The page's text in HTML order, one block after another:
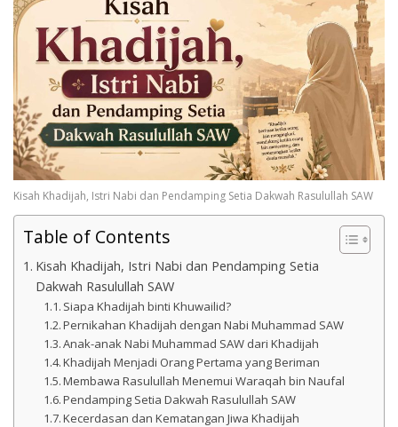
Kisah Khadijah, Istri Nabi dan Pendamping Setia Dakwah Rasulullah SAW
Table of Contents
Kisah Khadijah, Istri Nabi dan Pendamping Setia
Dakwah Rasulullah SAW
Siapa Khadijah binti Khuwailid?
Pernikahan Khadijah dengan Nabi Muhammad SAW
Anak-anak Nabi Muhammad SAW dari Khadijah
Khadijah Menjadi Orang Pertama yang Beriman
Membawa Rasulullah Menemui Waraqah bin Naufal
Pendamping Setia Dakwah Rasulullah SAW
Kecerdasan dan Kematangan Jiwa Khadijah